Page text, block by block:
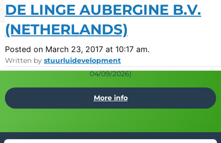
Events Careers LANG
GEBROEDERS VAN ONSELEN
EN ZN. (NETHERLANDS)
Posted on May 10, 2017 at 10:48 am.
Written by stuurluidevelopment
DE LINGE AUBERGINE B.V.
(NETHERLANDS)
Posted on March 23, 2017 at 10:17 am.
Written by stuurluidevelopment
Visit GREEFA at: Asia Fruit Logistica
04/09/2026)
More info